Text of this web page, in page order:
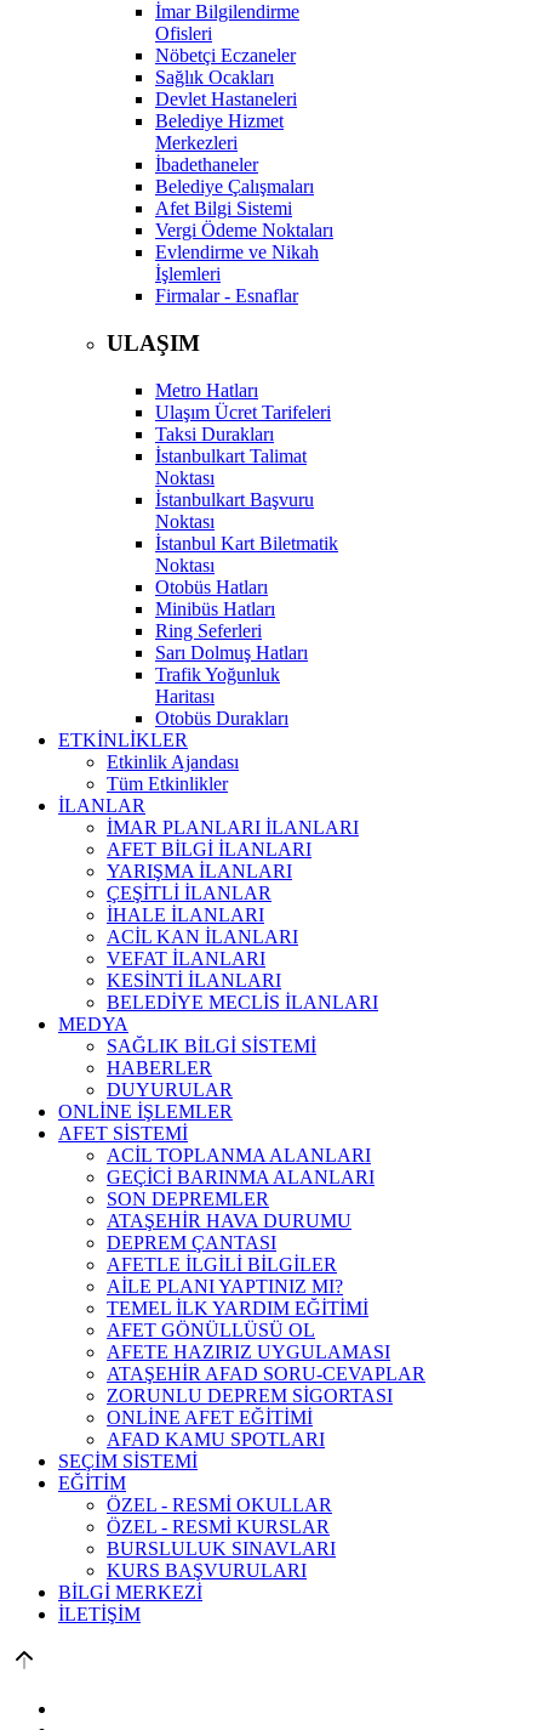
İmar Bilgilendirme
Ofisleri
Nöbetçi Eczaneler
Sağlık Ocakları
Devlet Hastaneleri
Belediye Hizmet
Merkezleri
İbadethaneler
Belediye Çalışmaları
Afet Bilgi Sistemi
Vergi Ödeme Noktaları
Evlendirme ve Nikah
İşlemleri
Firmalar - Esnaflar
ULAŞIM
Metro Hatları
Ulaşım Ücret Tarifeleri
Taksi Durakları
İstanbulkart Talimat
Noktası
İstanbulkart Başvuru
Noktası
İstanbul Kart Biletmatik
Noktası
Otobüs Hatları
Minibüs Hatları
Ring Seferleri
Sarı Dolmuş Hatları
Trafik Yoğunluk
Haritası
Otobüs Durakları
ETKİNLİKLER
Etkinlik Ajandası
Tüm Etkinlikler
İLANLAR
İMAR PLANLARI İLANLARI
AFET BİLGİ İLANLARI
YARIŞMA İLANLARI
ÇEŞİTLİ İLANLAR
İHALE İLANLARI
ACİL KAN İLANLARI
VEFAT İLANLARI
KESİNTİ İLANLARI
BELEDİYE MECLİS İLANLARI
MEDYA
SAĞLIK BİLGİ SİSTEMİ
HABERLER
DUYURULAR
ONLİNE İŞLEMLER
AFET SİSTEMİ
ACİL TOPLANMA ALANLARI
GEÇİCİ BARINMA ALANLARI
SON DEPREMLER
ATAŞEHİR HAVA DURUMU
DEPREM ÇANTASI
AFETLE İLGİLİ BİLGİLER
AİLE PLANI YAPTINIZ MI?
TEMEL İLK YARDIM EĞİTİMİ
AFET GÖNÜLLÜSÜ OL
AFETE HAZIRIZ UYGULAMASI
ATAŞEHİR AFAD SORU-CEVAPLAR
ZORUNLU DEPREM SİGORTASI
ONLİNE AFET EĞİTİMİ
AFAD KAMU SPOTLARI
SEÇİM SİSTEMİ
EĞİTİM
ÖZEL - RESMİ OKULLAR
ÖZEL - RESMİ KURSLAR
BURSLULUK SINAVLARI
KURS BAŞVURULARI
BİLGİ MERKEZİ
İLETİŞİM